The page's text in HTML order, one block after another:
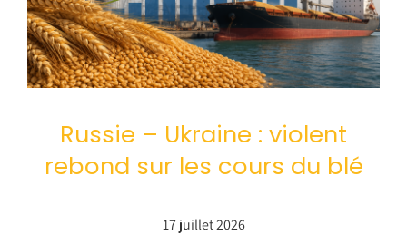
Russie – Ukraine : violent
rebond sur les cours du blé
17 juillet 2026